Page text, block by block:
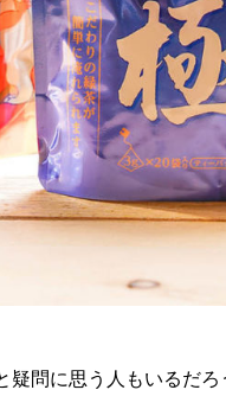
問に思う人もいるだ